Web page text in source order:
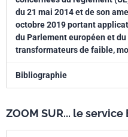
du 21 mai 2014 et de son
octobre 2019 portant
du Parlement européen et
transformateurs de faible,
Bibliographie
ZOOM SUR... le service